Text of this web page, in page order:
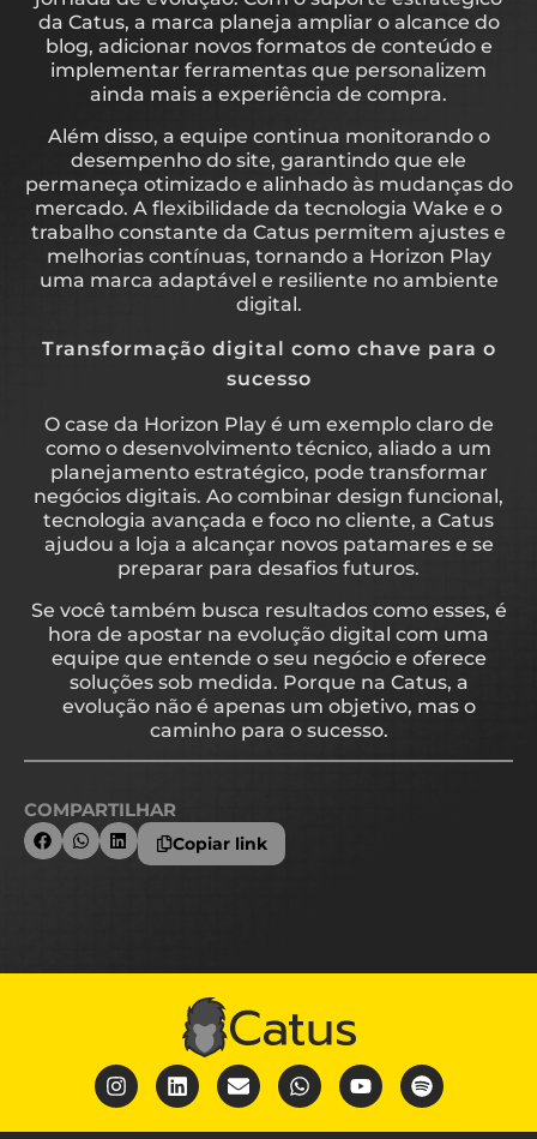
da Catus, a marca planeja ampliar o alcance do
blog, adicionar novos formatos de conteúdo e
implementar ferramentas que personalizem
ainda mais a experiência de compra.
Além disso, a equipe continua monitorando o
desempenho do site, garantindo que ele
permaneça otimizado e alinhado às mudanças do
mercado. A flexibilidade da tecnologia Wake e o
trabalho constante da Catus permitem ajustes e
melhorias contínuas, tornando a Horizon Play
uma marca adaptável e resiliente no ambiente
digital.
Transformação digital como chave para o
sucesso
O case da Horizon Play é um exemplo claro de
como o desenvolvimento técnico, aliado a um
planejamento estratégico, pode transformar
negócios digitais. Ao combinar design funcional,
tecnologia avançada e foco no cliente, a Catus
ajudou a loja a alcançar novos patamares e se
preparar para desafios futuros.
Se você também busca resultados como esses, é
hora de apostar na evolução digital com uma
equipe que entende o seu negócio e oferece
soluções sob medida. Porque na Catus, a
evolução não é apenas um objetivo, mas o
caminho para o sucesso.
COMPARTILHAR
Copiar link